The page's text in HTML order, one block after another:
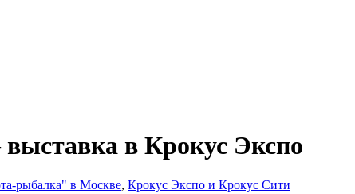
в Крокус Экспо
рыбалка" в Москве, Крокус Экспо и Крокус Сити